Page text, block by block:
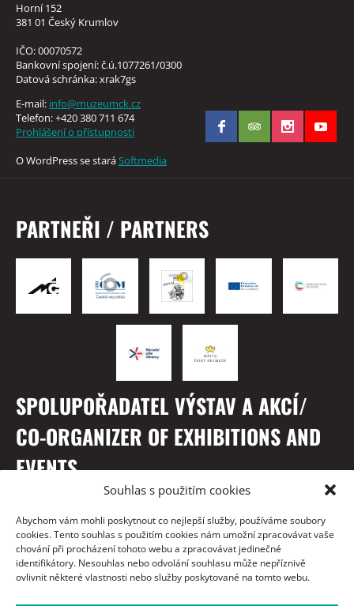
Souhlas s použitím cookies
Abychom vám mohli poskytnout co nejlepší služby, používáme soubory
cookies. Tento souhlas s použitím cookies nám umožní zpracovávat vaše
chování při procházení tohoto webu a zpracovávat jedinečné
identifikátory. Nesouhlas nebo odvolání souhlasu může nepříznivě
ovlivnit některé vlastnosti nebo služby poskytované na tomto webu.
Horní 152
381 01 Český Krumlov
IČO: 00070572
Bankovní spojení: č.ú.1077261/0300
Datová schránka: xrak7gs
E-mail: info@muzeumck.cz
Telefon: +420 380 711 674
Prohlášení o přístupnosti
O WordPress se staráSoftmedia
PARTNEŘI / PARTNERS
SPOLUPOŘADATEL VÝSTAV A AKCÍ/
CO-ORGANIZER OF EXHIBITIONS AND
EVENTS